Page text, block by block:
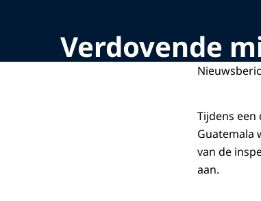
Verdovende
Tijdens
Guatemala
van de
aan.